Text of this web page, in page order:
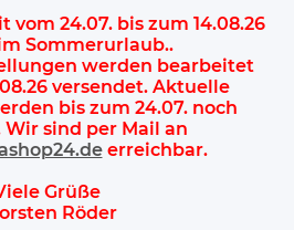
vom 24.07. bis zum 14.08.26
Sommerurlaub..
werden bearbeitet
versendet. Aktuelle
bis zum 24.07.noch
Wir sind per Mail an
erreichbar.
Grüße
Röder